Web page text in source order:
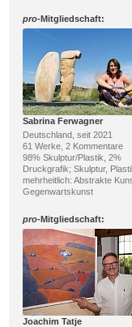
pro-Mitgliedschaft:
Sabrina Ferwagner
Deutschland, seit 2021
61 Werke, 2 Kommentare
98% Skulptur/Plastik, 2%
Druckgrafik; Skulptur,
mehrheitlich: Abstrakte
Gegenwartskunst
pro-Mitgliedschaft:
Joachim Tatje